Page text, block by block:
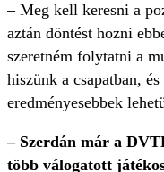
– Meg kell keresni a
aztán döntést hozni
szeretném folytatni a
hiszünk a csapatban,
eredményesebbek
– Szerdán már a
több válogatott